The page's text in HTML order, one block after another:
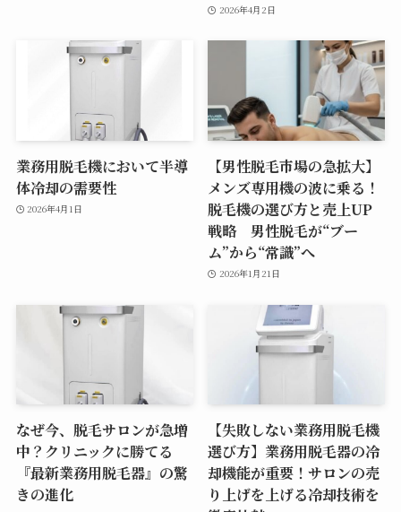
2026年4月2日
業務用脱毛機において半導
体冷却の需要性
2026年4月1日
【男性脱毛市場の急拡大】
メンズ専用機の波に乗る！
脱毛機の選び方と売上UP
戦略 男性脱毛が“ブー
ム”から“常識”へ
2026年1月21日
なぜ今、脱毛サロンが急増
中？クリニックに勝てる
『最新業務用脱毛器』の驚
きの進化
【失敗しない業務用脱毛機
選び方】業務用脱毛器の冷
却機能が重要！サロンの売
り上げを上げる冷却技術を